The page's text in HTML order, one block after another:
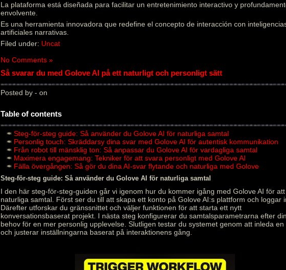
La plataforma está diseñada para facilitar un entretenimiento interactivo y
envolvente.
Es una herramienta innovadora que redefine el concepto de interacción con
artificiales narrativas.
Filed under: Uncat
No Comments »
Så svarar du med Golove AI på ett naturligt och personligt sätt
Posted by - on
Table of contents
Steg-för-steg guide: Så använder du Golove AI för naturliga samtal
Personlig touch: Skräddarsy dina svar med Golove AI för autentisk kommunikation
Från robot till mänsklig ton: Så anpassar du Golove AI för vardagliga samtal
Maximera engagemang: Tekniker för att svara personligt med Golove AI
Fälla övergången: Så gör du dina AI-svar flytande och naturliga med Golove
Steg-för-steg guide: Så använder du Golove AI för naturliga samtal
I den här steg-för-steg-guiden går vi igenom hur du kommer igång med Golove AI för
naturliga samtal. Först ser du till att skapa ett konto på Golove AI:s plattform och loggar
Därefter utforskar du gränssnittet och väljer funktionen för att starta ett nytt
konversationsbaserat projekt. I nästa steg konfigurerar du samtalsparametrarna efter
behov för en mer personlig upplevelse. Slutligen testar du systemet genom att inleda en
och justerar inställningarna baserat på interaktionens gång.